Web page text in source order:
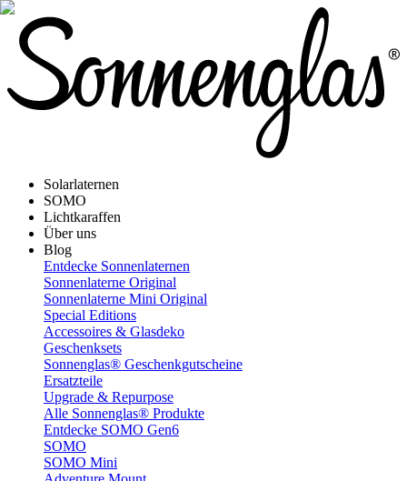
Solarlaternen
SOMO
Lichtkaraffen
Über uns
Blog
Entdecke Sonnenlaternen
Sonnenlaterne Original
Sonnenlaterne Mini Original
Special Editions
Accessoires & Glasdeko
Geschenksets
Sonnenglas® Geschenkgutscheine
Ersatzteile
Upgrade & Repurpose
Alle Sonnenglas® Produkte
Entdecke SOMO Gen6
SOMO
SOMO Mini